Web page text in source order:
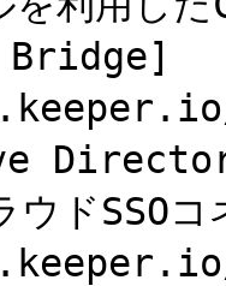
Bridge]
ドSSOコ